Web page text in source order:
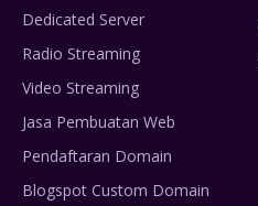
Dedicated Server
Radio Streaming
Video Streaming
Jasa Pembuatan Web
Pendaftaran Domain
Blogspot Custom Domain